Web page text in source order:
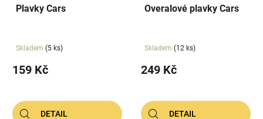
Plavky Cars
Skladem (5 ks)
159 Kč
DETAIL
Overalové plavky Cars
Skladem (12 ks)
249 Kč
DETAIL